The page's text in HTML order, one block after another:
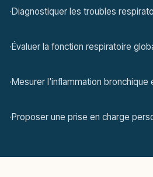
·Diagnostiquer les troubles
·Évaluer la fonction respiratoire
·Mesurer l'inflammation bronchique
·Proposer une prise en charge